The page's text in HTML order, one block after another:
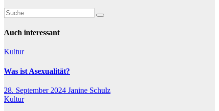
Auch interessant
Kultur
Was ist Asexualität?
28. September 2024 Janine Schulz
Kultur